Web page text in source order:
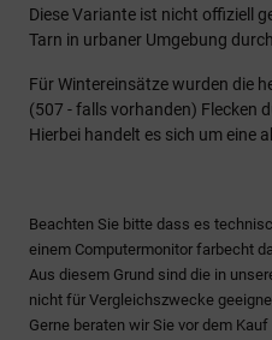
Diese Variante ist nicht offiziell
Tarn in urbaner Umgebung
Für Wintereinsätze wurden die
(507 - falls vorhanden) Flecken
Hierbei handelt es sich um eine
Beachten Sie bitte dass es
einem Computermonitor farbecht
Aus diesem Grund sind die in
nicht für Vergleichszwecke
Gerne beraten wir Sie vor dem